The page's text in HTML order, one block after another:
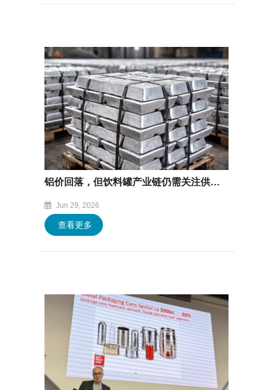
铝价回落，但饮料罐产业链仍需关注供应不确定性
Jun 29, 2026
查看更多